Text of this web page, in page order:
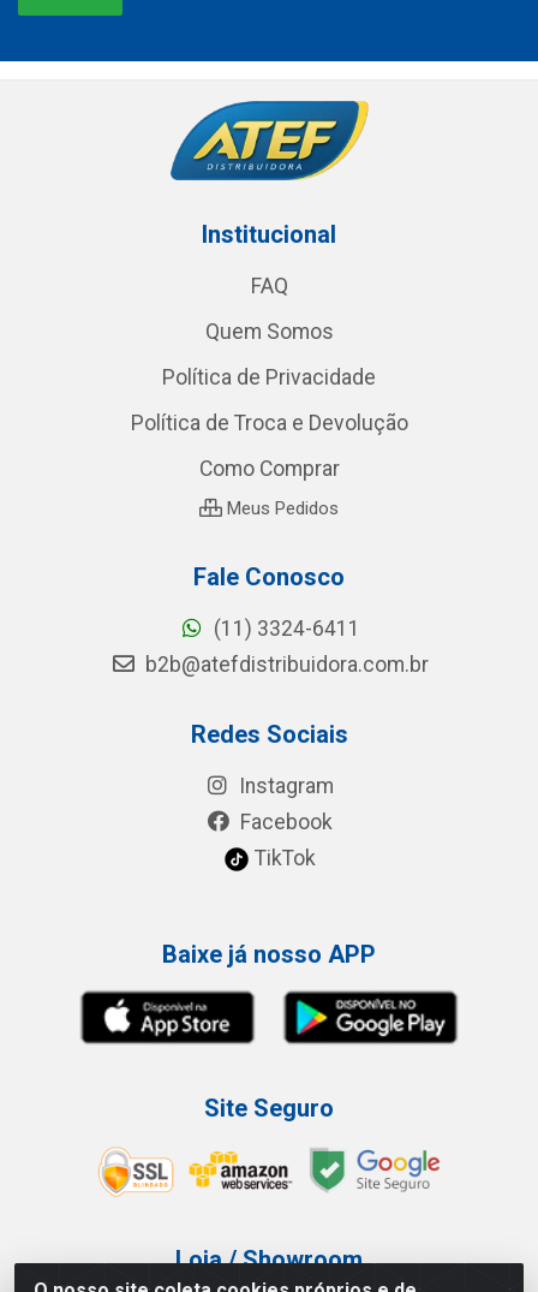
Institucional
FAQ
Quem Somos
Política de Privacidade
Política de Troca e Devolução
Como Comprar
Meus Pedidos
Fale Conosco
(11) 3324-6411
b2b@atefdistribuidora.com.br
Redes Sociais
Instagram
Facebook
TikTok
Baixe já nosso APP
Site Seguro
Loja / Showroom